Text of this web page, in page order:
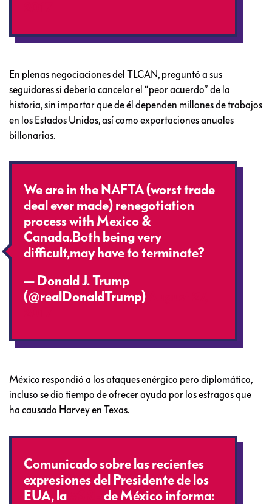
En plenas negociaciones del TLCAN, preguntó a sus
seguidores si debería cancelar el “peor acuerdo” de la
historia, sin importar que de él dependen millones de trabajos
en los Estados Unidos, así como exportaciones anuales
billonarias.
We are in the NAFTA (worst trade
deal ever made) renegotiation
process with Mexico &
Canada.Both being very
difficult,may have to terminate?
— Donald J. Trump
(@realDonaldTrump)
México respondió a los ataques enérgico pero diplomático,
incluso se dio tiempo de ofrecer ayuda por los estragos que
ha causado Harvey en Texas.
Comunicado sobre las recientes
expresiones del Presidente de los
EUA, la
de México informa: